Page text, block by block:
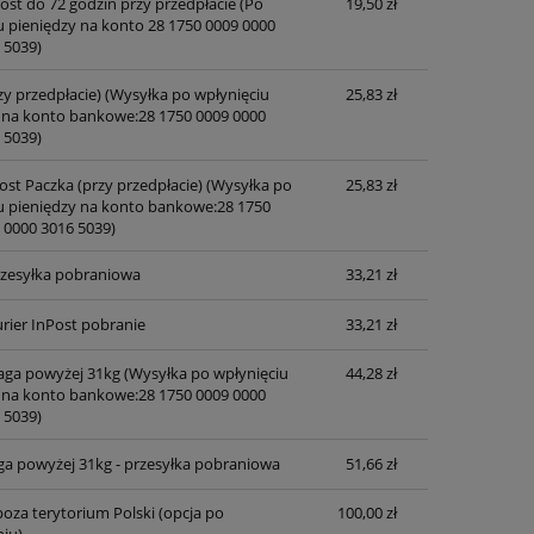
pieniędzy na konto 28 1750 0009 0000
przedpłacie)(Wysyłka po wpłynięciu
konto bankowe:28 1750 0009 0000
25,83 zł
Paczka (przy przedpłacie)(Wysyłka po
pieniędzy na konto bankowe:28 1750
3016 5039)
25,83 zł
pobraniowa 33,21 zł
InPost pobranie 33,21 zł
powyżej 31kg(Wysyłka po wpłynięciu
konto bankowe:28 1750 0009 0000
44,28 zł
powyżej 31kg - przesyłka pobraniowa 51,66 zł
terytorium Polski (opcja po
100,00 zł